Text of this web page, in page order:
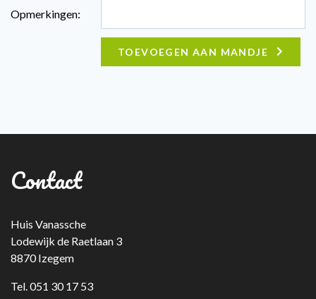
Opmerkingen:
TOEVOEGEN AAN MANDJE
Contact
Huis Vanassche
Lodewijk de Raetlaan 3
8870 Izegem
Tel. 051 30 17 53